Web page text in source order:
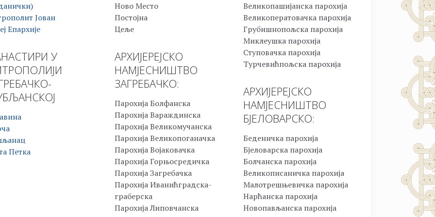
Јован
Епархије
У
Петка
Ново Место
Постојна
Цеље
АРХИЈЕРЕЈСКО
НАМЈЕСНИШТВО
ЗАГРЕБАЧКО:
Парохија Болфанска
Парохија Вараждинска
Парохија Великомучанска
Парохија Великопоганачка
Парохија Војаковачка
Парохија Горњосредичка
Парохија Загребачка
Парохија Иванићградска-
граберска
Парохија Липовчанска
Великопашијанска парохија
Великоператовачка парохија
Грубишнопољска парохија
Миклеушка парохија
Ступовачка парохија
Турчевићпољска парохија
АРХИЈЕРЕЈСКО
НАМЈЕСНИШТВО
БЈЕЛОВАРСКО:
Беденичка парохија
Бјеловарска парохија
Болчанска парохија
Великописаничка парохија
Малотрешњевичка парохија
Нарћанска парохија
Новопављанска парохија